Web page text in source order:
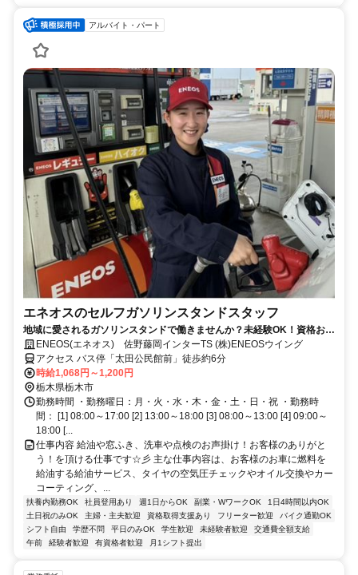
アルバイト・パート
エネオスのセルフガソリンスタンドスタッフ
地域に愛されるガソリンスタンドで働きませんか？未経験OK！資格お持
ちの方是非お役立て下さい
ENEOS(エネオス) 佐野藤岡インターTS (株)ENEOSウイング
アクセス バス停「太田公民館前」徒歩約6分
時給1,068円～1,200円
栃木県栃木市
勤務時間 ・勤務曜日：月・火・水・木・金・土・日・祝 ・勤務時
間： [1] 08:00～17:00 [2] 13:00～18:00 [3] 08:00～13:00 [4] 09:00～
18:00 [...
仕事内容 給油や窓ふき、洗車や点検のお声掛け！お客様のありがと
う！を頂ける仕事です☆彡 主な仕事内容は、お客様のお車に燃料を
給油する給油サービス、タイヤの空気圧チェックやオイル交換やカー
コーティング、...
扶養内勤務OK 社員登用あり 週1日からOK 副業・WワークOK
1日4時間以内OK
土日祝のみOK
主婦・主夫歓迎 資格取得支援あり フリーター歓迎
バイク通勤OK
シフト自由
学歴不問 平日のみOK 学生歓迎 未経験者歓迎
交通費全額支給
午前
経験者歓迎 有資格者歓迎 月1シフト提出